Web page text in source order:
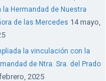
la Hermandad de Nuestra
de las Mercedes 14 mayo,
la vinculación con la
de Ntra. Sra. del Prado
2025